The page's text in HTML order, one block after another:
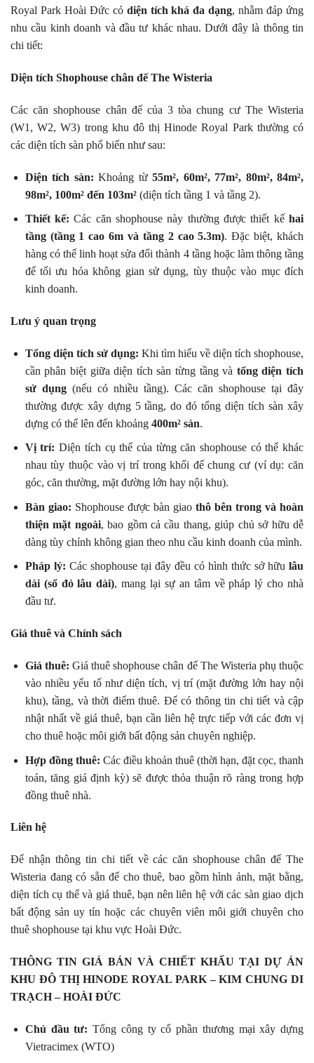
Royal Park Hoài Đức có diện tích khá đa dạng, nhằm đáp ứng
nhu cầu kinh doanh và đầu tư khác nhau. Dưới đây là thông tin
chi tiết:
Diện tích Shophouse chân đế The Wisteria
Các căn shophouse chân đế của 3 tòa chung cư The Wisteria
(W1, W2, W3) trong khu đô thị Hinode Royal Park thường có
các diện tích sàn phổ biến như sau:
Diện tích sàn: Khoảng từ55m², 60m², 77m², 80m², 84m²,
98m², 100m² đến 103m²(diện tích tầng 1 và tầng 2).
Thiết kế: Các căn shophouse này thường được thiết kếhai
tầng (tầng 1 cao 6m và tầng 2 cao 5.3m). Đặc biệt, khách
hàng có thể linh hoạt sửa đổi thành 4 tầng hoặc làm thông tầng
để tối ưu hóa không gian sử dụng, tùy thuộc vào mục đích
kinh doanh.
Lưu ý quan trọng
Tổng diện tích sử dụng: Khi tìm hiểu về diện tích shophouse,
cần phân biệt giữa diện tích sàn từng tầng và tổng diện tích
sử dụng(nếu có nhiều tầng). Các căn shophouse tại đây
thường được xây dựng 5 tầng, do đó tổng diện tích sàn xây
dựng có thể lên đến khoảng 400m² sàn.
Vị trí: Diện tích cụ thể của từng căn shophouse có thể khác
nhau tùy thuộc vào vị trí trong khối đế chung cư (ví dụ: căn
góc, căn thường, mặt đường lớn hay nội khu).
Bàn giao: Shophouse được bàn giao thô bên trong và hoàn
thiện mặt ngoài, bao gồm cả cầu thang, giúp chủ sở hữu dễ
dàng tùy chỉnh không gian theo nhu cầu kinh doanh của mình.
Pháp lý: Các shophouse tại đây đều có hình thức sở hữulâu
dài (sổ đỏ lâu dài), mang lại sự an tâm về pháp lý cho nhà
đầu tư.
Giá thuê và Chính sách
Giá thuê: Giá thuê shophouse chân đế The Wisteria phụ thuộc
vào nhiều yếu tố như diện tích, vị trí (mặt đường lớn hay nội
khu), tầng, và thời điểm thuê. Để có thông tin chi tiết và cập
nhật nhất về giá thuê, bạn cần liên hệ trực tiếp với các đơn vị
cho thuê hoặc môi giới bất động sản chuyên nghiệp.
Hợp đồng thuê: Các điều khoản thuê (thời hạn, đặt cọc, thanh
toán, tăng giá định kỳ) sẽ được thỏa thuận rõ ràng trong hợp
đồng thuê nhà.
Liên hệ
Để nhận thông tin chi tiết về các căn shophouse chân đế The
Wisteria đang có sẵn để cho thuê, bao gồm hình ảnh, mặt bằng,
diện tích cụ thể và giá thuê, bạn nên liên hệ với các sàn giao dịch
bất động sản uy tín hoặc các chuyên viên môi giới chuyên cho
thuê shophouse tại khu vực Hoài Đức.
THÔNG TIN GIÁ BÁN VÀ CHIẾT KHẤU TẠI DỰ ÁN
KHU ĐÔ THỊ HINODE ROYAL PARK – KIM CHUNG DI
TRẠCH – HOÀI ĐỨC
Chủ đầu tư: Tổng công ty cổ phần thương mại xây dựng
Vietracimex (WTO)